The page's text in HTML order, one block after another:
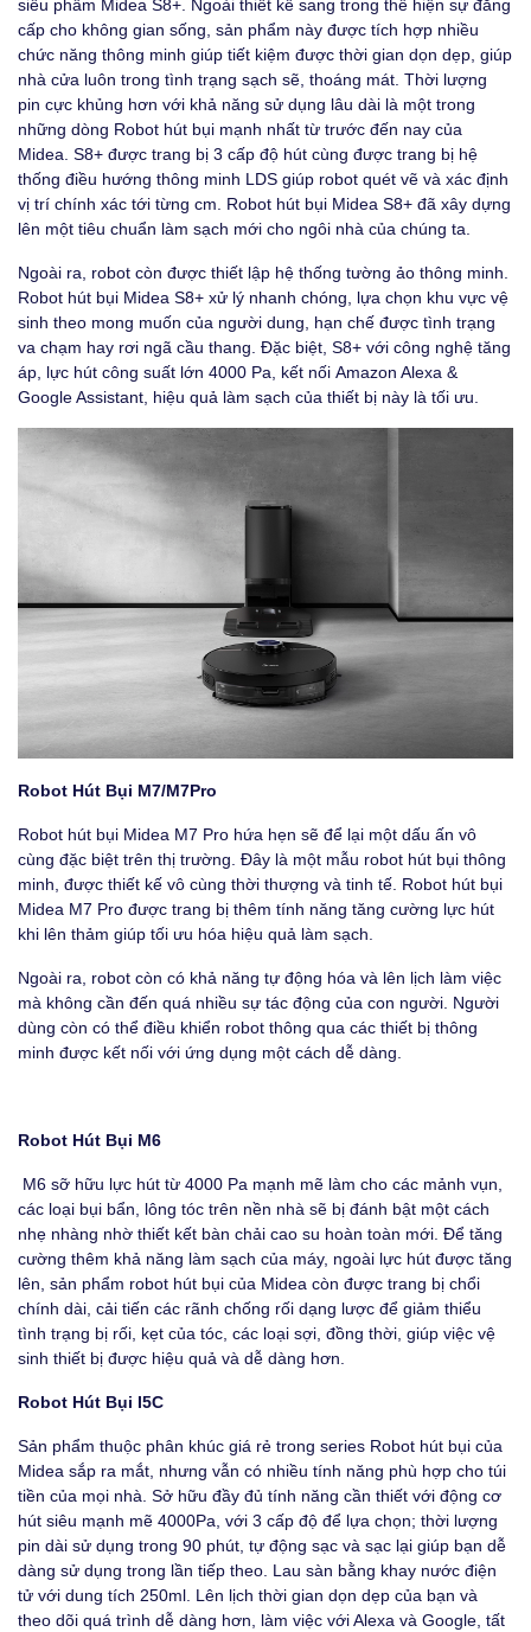
siêu phẩm Midea S8+. Ngoài thiết kế sang trong thể hiện sự đẳng
cấp cho không gian sống, sản phẩm này được tích hợp nhiều
chức năng thông minh giúp tiết kiệm được thời gian dọn dẹp, giúp
nhà cửa luôn trong tình trạng sạch sẽ, thoáng mát. Thời lượng
pin cực khủng hơn với khả năng sử dụng lâu dài là một trong
những dòng Robot hút bụi mạnh nhất từ trước đến nay của
Midea. S8+ được trang bị 3 cấp độ hút cùng được trang bị hệ
thống điều hướng thông minh LDS giúp robot quét vẽ và xác định
vị trí chính xác tới từng cm. Robot hút bụi Midea S8+ đã xây dựng
lên một tiêu chuẩn làm sạch mới cho ngôi nhà của chúng ta.
Ngoài ra, robot còn được thiết lập hệ thống tường ảo thông minh.
Robot hút bụi Midea S8+ xử lý nhanh chóng, lựa chọn khu vực vệ
sinh theo mong muốn của người dung, hạn chế được tình trạng
va chạm hay rơi ngã cầu thang. Đặc biệt, S8+ với công nghệ tăng
áp, lực hút công suất lớn 4000 Pa, kết nối Amazon Alexa &
Google Assistant, hiệu quả làm sạch của thiết bị này là tối ưu.
Robot Hút Bụi M7/M7Pro
Robot hút bụi Midea M7 Pro hứa hẹn sẽ để lại một dấu ấn vô
cùng đặc biệt trên thị trường. Đây là một mẫu robot hút bụi thông
minh, được thiết kế vô cùng thời thượng và tinh tế. Robot hút bụi
Midea M7 Pro được trang bị thêm tính năng tăng cường lực hút
khi lên thảm giúp tối ưu hóa hiệu quả làm sạch.
Ngoài ra, robot còn có khả năng tự động hóa và lên lịch làm việc
mà không cần đến quá nhiều sự tác động của con người. Người
dùng còn có thể điều khiển robot thông qua các thiết bị thông
minh được kết nối với ứng dụng một cách dễ dàng.
Robot Hút Bụi M6
M6 sỡ hữu lực hút từ 4000 Pa mạnh mẽ làm cho các mảnh vụn,
các loại bụi bẩn, lông tóc trên nền nhà sẽ bị đánh bật một cách
nhẹ nhàng nhờ thiết kết bàn chải cao su hoàn toàn mới. Để tăng
cường thêm khả năng làm sạch của máy, ngoài lực hút được tăng
lên, sản phẩm robot hút bụi của Midea còn được trang bị chổi
chính dài, cải tiến các rãnh chống rối dạng lược để giảm thiểu
tình trạng bị rối, kẹt của tóc, các loại sợi, đồng thời, giúp việc vệ
sinh thiết bị được hiệu quả và dễ dàng hơn.
Robot Hút Bụi I5C
Sản phẩm thuộc phân khúc giá rẻ trong series Robot hút bụi của
Midea sắp ra mắt, nhưng vẫn có nhiều tính năng phù hợp cho túi
tiền của mọi nhà. Sở hữu đầy đủ tính năng cần thiết với động cơ
hút siêu mạnh mẽ 4000Pa, với 3 cấp độ để lựa chọn; thời lượng
pin dài sử dụng trong 90 phút, tự động sạc và sạc lại giúp bạn dễ
dàng sử dụng trong lần tiếp theo. Lau sàn bằng khay nước điện
tử với dung tích 250ml. Lên lịch thời gian dọn dẹp của bạn và
theo dõi quá trình dễ dàng hơn, làm việc với Alexa và Google, tất